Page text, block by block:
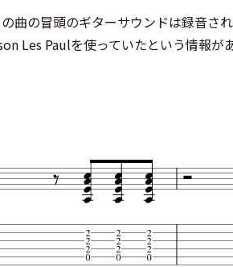
曲の冒頭のギターサウンドは録音さ
Les Paulを使っていたという情報が